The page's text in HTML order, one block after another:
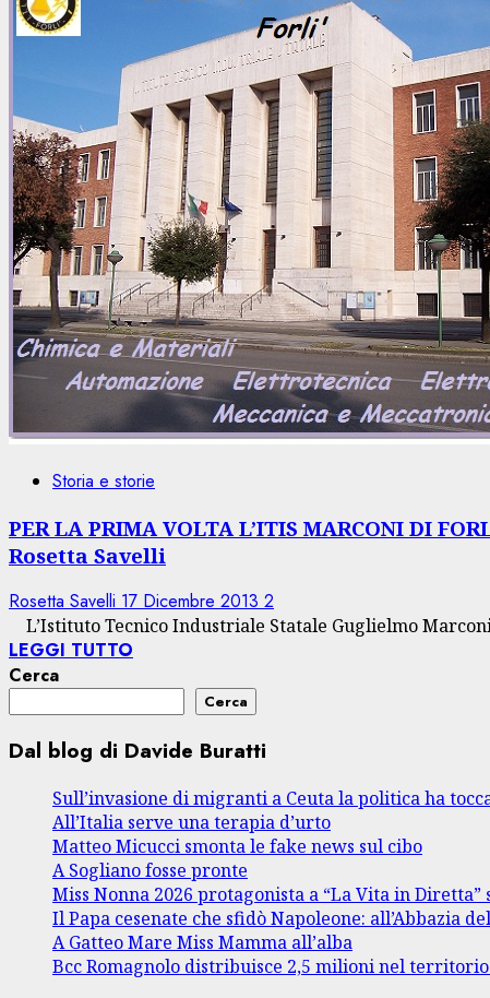
Storia e storie
PER LA PRIMA VOLTA L’ITIS MARCONI DI
Rosetta Savelli
Rosetta Savelli 17 Dicembre 2013 2
L’Istituto Tecnico Industriale Statale Guglielmo
LEGGI TUTTO
Cerca
Cerca
Dal blog di Davide Buratti
Sull’invasione di migranti a Ceuta la politica ha
All’Italia serve una terapia d’urto
Matteo Micucci smonta le fake news sul cibo
A Sogliano fosse pronte
Miss Nonna 2026 protagonista a “La Vita in Diretta”
Il Papa cesenate che sfidò Napoleone: all’Abbazia
A Gatteo Mare Miss Mamma all’alba
Bcc Romagnolo distribuisce 2,5 milioni nel territorio